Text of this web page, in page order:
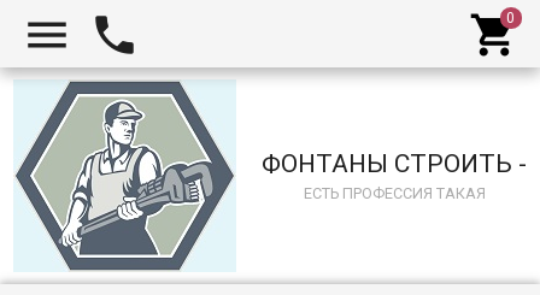
  
ФОНТАНЫ СТРОИТЬ -
ЕСТЬ ПРОФЕССИЯ ТАКАЯ